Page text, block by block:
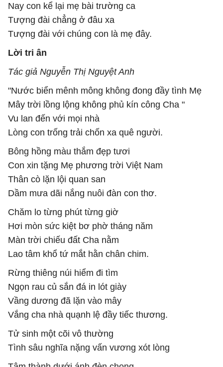
Nay con kể lại mẹ bài trường ca
Tượng đài chẳng ở đâu xa
Tượng đài với chúng con là mẹ đây.
Lời tri ân
Tác giả Nguyễn Thị Nguyệt Anh
"Nước biển mênh mông không đong đầy tình Mẹ
Mây trời lồng lộng không phủ kín công Cha "
Vu lan đến với mọi nhà
Lòng con trống trải chốn xa quê người.
Bông hồng màu thắm đẹp tươi
Con xin tặng Mẹ phương trời Việt Nam
Thân cò lặn lội quan san
Dầm mưa dãi nắng nuôi đàn con thơ.
Chăm lo từng phút từng giờ
Hơi mòn sức kiệt bơ phờ tháng năm
Màn trời chiếu đất Cha nằm
Lao tâm khổ tứ mắt hằn chân chim.
Rừng thiêng núi hiểm đi tìm
Ngọn rau củ sắn đá in lót giày
Vầng dương đã lặn vào mây
Vắng cha nhà quạnh lệ đầy tiếc thương.
Tử sinh một cõi vô thường
Tình sâu nghĩa nặng vấn vương xót lòng